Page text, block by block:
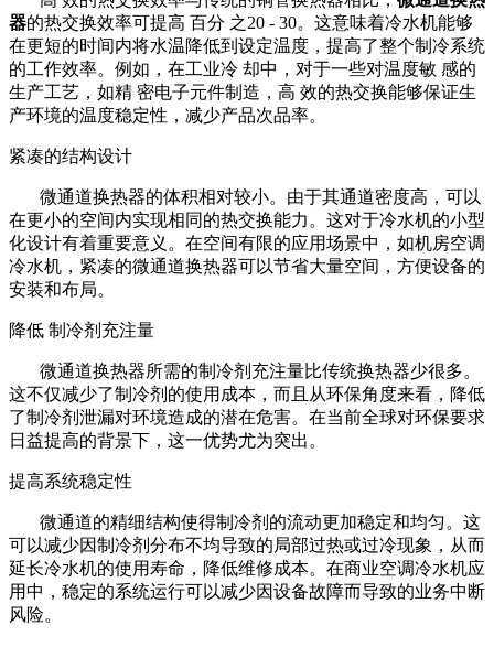
器的热交换效率可提高 百分 之20 - 30。这意味着冷水机能够
在更短的时间内将水温降低到设定温度，提高了整个制冷系统
的工作效率。例如，在工业冷 却中，对于一些对温度敏 感的
生产工艺，如精 密电子元件制造，高 效的热交换能够保证生
产环境的温度稳定性，减少产品次品率。
紧凑的结构设计
微通道换热器的体积相对较小。由于其通道密度高，可以
在更小的空间内实现相同的热交换能力。这对于冷水机的小型
化设计有着重要意义。在空间有限的应用场景中，如机房空调
冷水机，紧凑的微通道换热器可以节省大量空间，方便设备的
安装和布局。
降低 制冷剂充注量
微通道换热器所需的制冷剂充注量比传统换热器少很多。
这不仅减少了制冷剂的使用成本，而且从环保角度来看，降低
了制冷剂泄漏对环境造成的潜在危害。在当前全球对环保要求
日益提高的背景下，这一优势尤为突出。
提高系统稳定性
微通道的精细结构使得制冷剂的流动更加稳定和均匀。这
可以减少因制冷剂分布不均导致的局部过热或过冷现象，从而
延长冷水机的使用寿命，降低维修成本。在商业空调冷水机应
用中，稳定的系统运行可以减少因设备故障而导致的业务中断
风险。